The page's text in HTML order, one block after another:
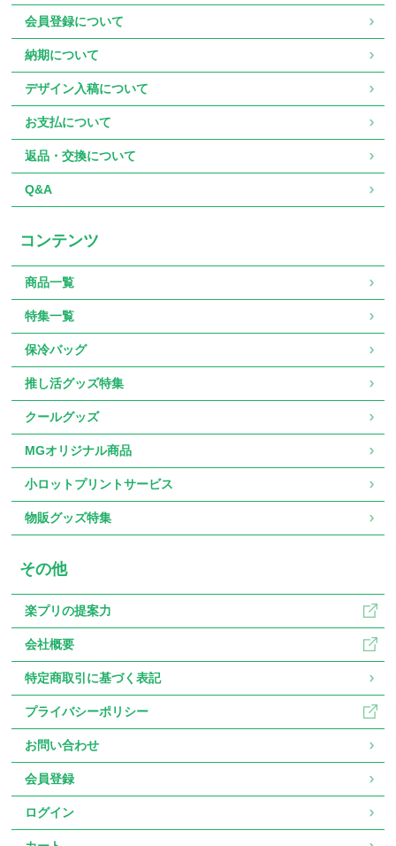
会員登録について
納期について
デザイン入稿について
お支払について
返品・交換について
Q&A
コンテンツ
商品一覧
特集一覧
保冷バッグ
推し活グッズ特集
クールグッズ
MGオリジナル商品
小ロットプリントサービス
物販グッズ特集
その他
楽プリの提案力
会社概要
特定商取引に基づく表記
プライバシーポリシー
お問い合わせ
会員登録
ログイン